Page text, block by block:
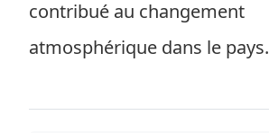
contribué au changement
atmosphérique dans le pays.